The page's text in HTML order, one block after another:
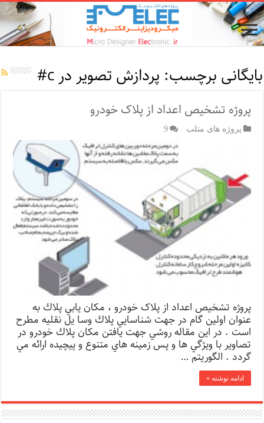
بایگانی برچسب: پردازش تصویر در c#
پروژه تشخیص اعداد از پلاک خودرو
پروژه های متلب 9
پروژه تشخیص اعداد از پلاک خودرو ، مکان يابي پلاك به
عنوان اولين گام در جهت شناسايي پلاك وسا يل نقليه مطرح
است . در اين مقاله روشي جهت يافتن مکان پلاك خودرو در
تصاوير با ويژگي ها و پس زمينه هاي متنوع و پيچيده ارائه مي
گردد . الگوريتم …
ادامه نوشته »